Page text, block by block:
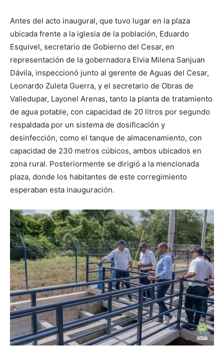
Antes del acto inaugural, que tuvo lugar en la plaza
ubicada frente a la iglesia de la población, Eduardo
Esquivel, secretario de Gobierno del Cesar, en
representación de la gobernadora Elvia Milena Sanjuan
Dávila, inspeccionó junto al gerente de Aguas del Cesar,
Leonardo Zuleta Guerra, y el secretario de Obras de
Valledupar, Layonel Arenas, tanto la planta de tratamiento
de agua potable, con capacidad de 20 litros por segundo
respaldada por un sistema de dosificación y
desinfección, como el tanque de almacenamiento, con
capacidad de 230 metros cúbicos, ambos ubicados en
zona rural. Posteriormente se dirigió a la mencionada
plaza, donde los habitantes de este corregimiento
esperaban esta inauguración.